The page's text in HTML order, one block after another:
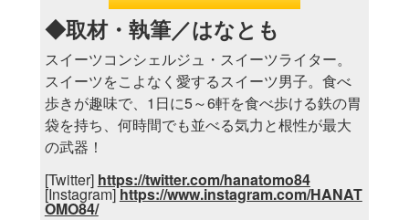
◆取材・執筆／はなとも
スイーツコンシェルジュ・スイーツライター。
スイーツをこよなく愛するスイーツ男子。食べ
歩きが趣味で、1日に5～6軒を食べ歩ける鉄の胃
袋を持ち、何時間でも並べる気力と根性が最大
の武器！
[Twitter] https://twitter.com/hanatomo84
[Instagram]https://www.instagram.com/HANAT
OMO84/